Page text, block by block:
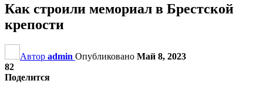
Как строили мемориал в Брестской
крепости
Автор admin Опубликовано Май 8, 2023
82
Поделится